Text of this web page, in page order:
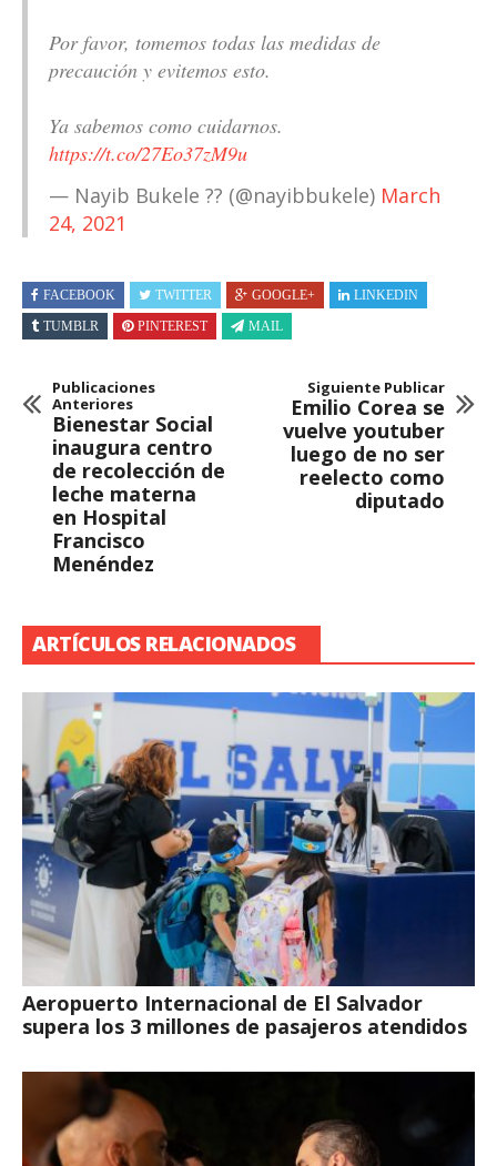
Por favor, tomemos todas las medidas de
precaución y evitemos esto.
Ya sabemos como cuidarnos.
https://t.co/27Eo37zM9u
— Nayib Bukele ?? (@nayibbukele) March
24, 2021
FACEBOOK TWITTER GOOGLE+
LINKEDIN
TUMBLR
PINTEREST MAIL
Publicaciones
Anteriores
Bienestar Social
inaugura centro
de recolección de
leche materna
en Hospital
Francisco
Menéndez
Siguiente Publicar
Emilio Corea se
vuelve youtuber
luego de no ser
reelecto como
diputado
ARTÍCULOS RELACIONADOS
Aeropuerto Internacional de El Salvador
supera los 3 millones de pasajeros atendidos